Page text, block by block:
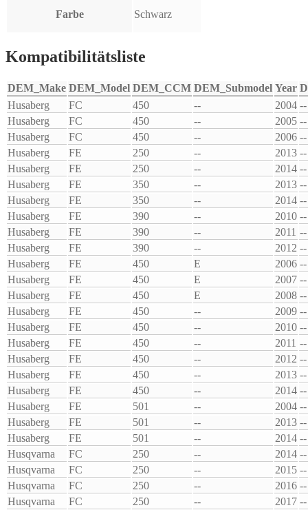
Farbe Schwarz
Kompatibilitätsliste
DEM_Make DEM_Model DEM_CCM DEM_Submodel Year
Husaberg
FC 450 -- 2004 --
Husaberg
FC 450 -- 2005 --
Husaberg
FC 450 -- 2006 --
Husaberg
FE 250 -- 2013 --
Husaberg
FE 250 -- 2014 --
Husaberg
FE 350 -- 2013 --
Husaberg
FE 350 -- 2014 --
Husaberg
FE 390 -- 2010 --
Husaberg
FE 390 -- 2011 --
Husaberg
FE 390 -- 2012 --
Husaberg
FE 450 E 2006 --
Husaberg
FE 450 E 2007 --
Husaberg
FE 450 E 2008 --
Husaberg
FE 450 -- 2009 --
Husaberg
FE 450 -- 2010 --
Husaberg
FE 450 -- 2011 --
Husaberg
FE 450 -- 2012 --
Husaberg
FE 450 -- 2013 --
Husaberg
FE 450 -- 2014 --
Husaberg
FE 501 -- 2004 --
Husaberg
FE 501 -- 2013 --
Husaberg
FE 501 -- 2014 --
Husqvarna
FC 250 -- 2014 --
Husqvarna
FC 250 -- 2015 --
Husqvarna
FC 250 -- 2016 --
Husqvarna
FC 250 -- 2017 --